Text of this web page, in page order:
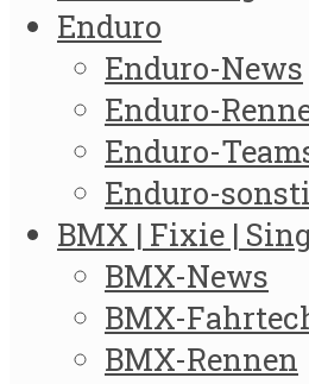
Enduro
Enduro-News
Enduro-
Enduro-
Enduro-
BMX | Fixie |
BMX-News
BMX-
BMX-Rennen